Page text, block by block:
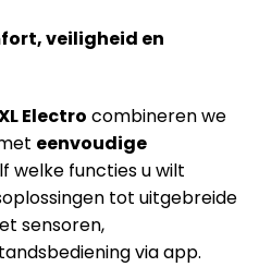
veiligheid en
Electro combineren we
eenvoudige
welke functies u wilt
tot uitgebreide
sensoren,
via app.